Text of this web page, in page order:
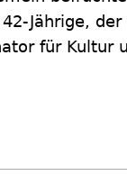
Jährige, der
für Kultur